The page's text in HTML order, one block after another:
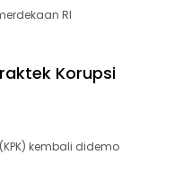
RI
Korupsi
kembali didemo